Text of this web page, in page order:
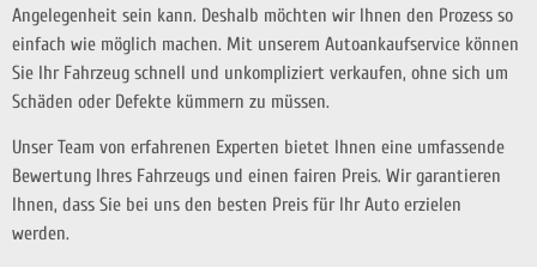
Angelegenheit sein kann. Deshalb möchten wir Ihnen den Prozess so
einfach wie möglich machen. Mit unserem Autoankaufservice können
Sie Ihr Fahrzeug schnell und unkompliziert verkaufen, ohne sich um
Schäden oder Defekte kümmern zu müssen.
Unser Team von erfahrenen Experten bietet Ihnen eine umfassende
Bewertung Ihres Fahrzeugs und einen fairen Preis. Wir garantieren
Ihnen, dass Sie bei uns den besten Preis für Ihr Auto erzielen
werden.